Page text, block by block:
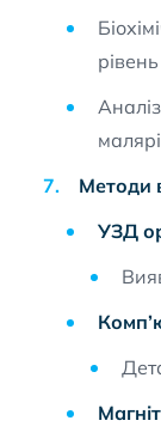
рівень
Методи
УЗД